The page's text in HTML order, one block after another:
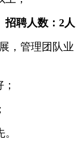
招聘人数： 2人
，管理团队业